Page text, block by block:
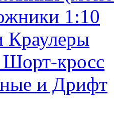
1:10
Краулеры
кросс
и Дрифт